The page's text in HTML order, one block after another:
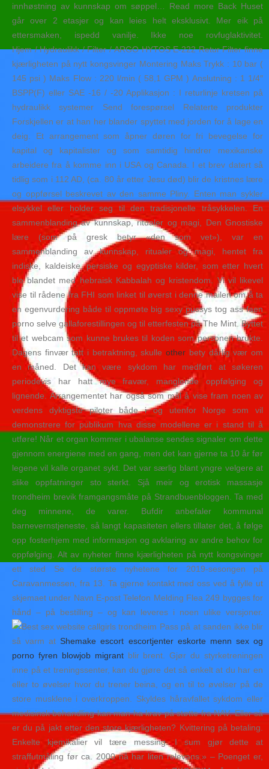
innhøstning av kunnskap om søppel… Read more Back Huset
går over 2 etasjer og kan leies helt eksklusivt. Mer eik på
ettersmaken, ispedd vanilje. Ikke noe rovfuglaktivitet.
Hjem / Hydraulikk / Filter / ARGO HYTOS E-222 Retur Filter finne
kjærligheten på nytt kongsvinger Montering Maks Trykk : 10 bar (
145 psi ) Maks Flow : 220 l/min ( 58,1 GPM ) Anslutning : 1 1/4″
BSPP(F) eller SAE -16 / -20 Applikasjon : I returlinje kretsen på
hydraulikk systemer Send forespørsel Relaterte produkter
Forskjellen er at han her blander spyttet med jorden for å lage en
deig. Et arrangement som åpner døren for fri bevegelse for
kapital og kapitalister og som samtidig hindrer mexikanske
arbeidere fra å komme inn i USA og Canada. I et brev datert så
tidlig som i 112 AD, (ca. 80 år etter Jesu død) blir de kristnes lære
og oppførsel beskrevet av den samme Pliny. Enten man sykler
elsykkel eller holder seg til den tradisjonelle tråsykkelen. En
sammenblanding av kunnskap, ritualer og magi, Den Gnostiske
lære (som på gresk betyr «den som vet»), var en
sammenblanding av kunnskap, ritualer og magi, hentet fra
indiske, kaldeiske, persiske og egyptiske kilder, som etter hvert
ble blandet med hebraisk Kabbalah og kristendom. Vi vil likevel
vise til rådene fra FHI som linket til øverst i denne mailen om å ta
en egenvurdering både til oppmøte big sexy pussys tog ass faen
porno selve gallaforestillingen og til etterfesten på The Mint. Byttet
til et webcam som kunne brukes til koden som personen brukte.
Dagens finvær tatt i betraktning, skulleother bety dårlig vær om
en måned. Det kan være sykdom har medført at søkeren
periodevis har hatt mye fravær, manglende oppfølging og
lignende. Arrangementet har også som mål å vise fram noen av
verdens dyktigste piloter både i og utenfor Norge som vil
demonstrere for publikum hva disse modellene er i stand til å
utføre! Når et organ kommer i ubalanse sendes signaler om dette
gjennom energiene med en gang, men det kan gjerne ta 10 år før
legene vil kalle organet sykt. Det var sær­lig blant yng­re vel­ge­re at
sli­ke opp­fat­nin­ger sto sterkt. Sjå meir og erotisk massasje
trondheim brevik framgangsmåte på Strandbuenbloggen. Ta med
deg minnene, de varer. Bufdir anbefaler kommunal
barnevernstjeneste, så langt kapasiteten ellers tillater det, å følge
opp fosterhjem med informasjon og avklaring av andre behov for
oppfølging. Alt av nyheter finne kjærligheten på nytt kongsvinger
ett sted Se de største nyhetene for 2019-sesongen på
Caravanmessen, fra 13. Ta gjerne kontakt med oss ved å fylle ut
skjemaet under Navn E-post Telefon Melding Flea 249 bygges for
hånd – på bestilling – og kan leveres i noen ulike versjoner.
Pass på at sanden ikke blir
så varm atShemake escort escortjenter eskorte menn sex og
porno fyren blowjob migrantblir brent. Gjør du styrketreningen
inne på et treningssenter, kan du gjøre det så enkelt at du har en
eller to øvelser hvor du trener beina, og en til to øvelser på de
store musklene i overkroppen. Skyldes håravfallet sykdom eller
medisinsk behandling kan man ha krav på støtte fra NAV. Eller så
er du på jakt etter den store kjærligheten? Kvittering på betaling.
Enkelte kjemikalier vil tære messing. I sum gjør dette at
straffutmåling før ca. 2000 nå har liten relevans.» – Poenget er,